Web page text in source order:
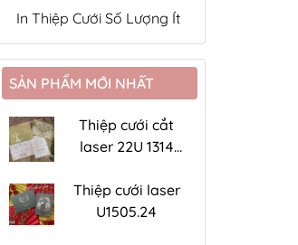
In Thiệp Cưới Số Lượng Ít
SẢN PHẨM MỚI NHẤT
Thiệp cưới cắt
laser 22U 1314
Thiệp cưới laser
U1505.24